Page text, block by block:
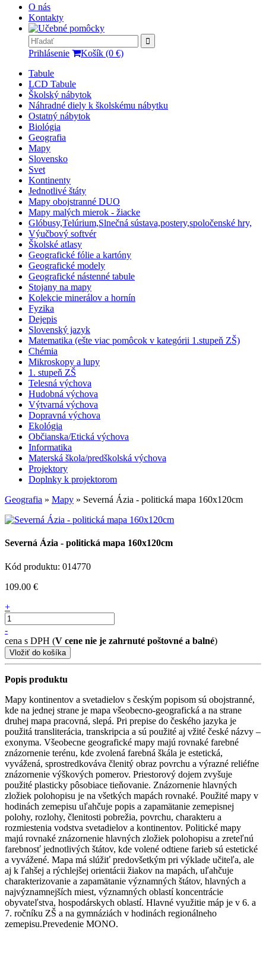
O nás
Kontakty
Prihlásenie
Košík (0 €)
Tabule
LCD Tabule
Školský nábytok
Náhradné diely k školskému nábytku
Ostatný nábytok
Biológia
Geografia
Mapy
Slovensko
Svet
Kontinenty
Jednotlivé štáty
Mapy obojstranné DUO
Mapy malých mierok - žiacke
Glóbusy,Telúrium,Slnečná sústava,postery,spoločenské hry,
Výučbový softvér
Školské atlasy
Geografické fólie a kartóny
Geografické modely
Geografické nástenné tabule
Stojany na mapy
Kolekcie minerálov a hornín
Fyzika
Dejepis
Slovenský jazyk
Matematika (ešte viac pomôcok v kategórii 1.stupeň ZŠ)
Chémia
Mikroskopy a lupy
1. stupeň ZŠ
Telesná výchova
Hudobná výchova
Výtvarná výchova
Dopravná výchova
Ekológia
Občianska/Etická výchova
Informatika
Materská škola/predškolská výchova
Projektory
Doplnky k projektorom
Geografia » Mapy » Severná Ázia - politická mapa 160x120cm
Severná Ázia - politická mapa 160x120cm
Kód produktu: 014770
109.00 €
+
-
cena s DPH (V cene nie je zahrnuté poštovné a balné)
Popis produktu
Mapy kontinentov a svetadielov s českým popisom sú obojstranné,
kde na jednej strane je mapa všeobecno-geografická a na strane
druhej mapa pracovná, slepá. Pri prepise do českého jazyka je
použitá transliterácia, transkripcia a sú použité aj vžité české názvy –
exonyma. Všeobecne geografické mapy majú rovnaké farebné
znázornenie terénu, kde zvolená farebná škála je estetická,
vyvážená, sprostredkováva členitý obraz povrchu a výrazné reliéfne
znázornenie výškových pomerov. Priestorový dojem zvyšuje
použité plasticky pôsobiace tieňovanie. Znázornenie hlavných
zložiek polohopisu je na všetkých mapách rovnaké. Použité mapy v
hodinách zemepisu uľahčuje popis a zapamätanie zemepisnej
polohy, rozlohy, členitosti pobrežia, povrchu, charakteru a
rozmiestenia vodstva svetadielov a kontinentov. Politické mapy
majú rovnaké znázornenie hlavných zložiek polohopisu a zreteľnú
farebnosť jednotlivých štátov, kde volené odtiene farieb sú estetické
a vyvážené. Mapa má slúžiť predovšetkým pri výklade učiteľa, ale
aj k ľahšej a rýchlejšej orientácii žiakov na mapách, uľahčuje
charakterizovanie a zapamätanie významných štátov, hlavných a
najvýznamnejších miest, významných oblastí koncentrácie
obyvateľstva, hospodárskych oblastí. Hlavné využitie máp je v 6. a
7. ročníku ZŠ a na gymnáziách v hodinách regionálneho
zemepisu.Prevedenie MONO.